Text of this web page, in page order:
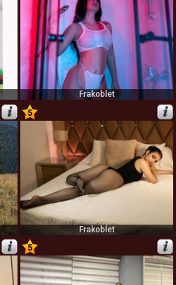
Frakoblet
5
Frakoblet
5
24